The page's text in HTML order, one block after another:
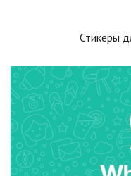
Стикеры